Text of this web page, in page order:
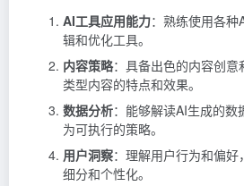
AI工具应用能力：熟练使用各
辑和优化工具。
内容策略：具备出色的内容创意
类型内容的特点和效果。
数据分析：能够解读AI生成的
为可执行的策略。
用户洞察：理解用户行为和偏
细分和个性化。